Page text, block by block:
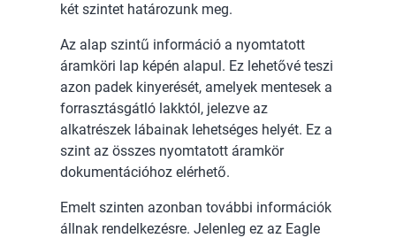
két szintet határozunk meg.
Az alap szintű információ a nyomtatott
áramköri lap képén alapul. Ez lehetővé teszi
azon padek kinyerését, amelyek mentesek a
forrasztásgátló lakktól, jelezve az
alkatrészek lábainak lehetséges helyét. Ez a
szint az összes nyomtatott áramkör
dokumentációhoz elérhető.
Emelt szinten azonban további információk
állnak rendelkezésre. Jelenleg ez az Eagle